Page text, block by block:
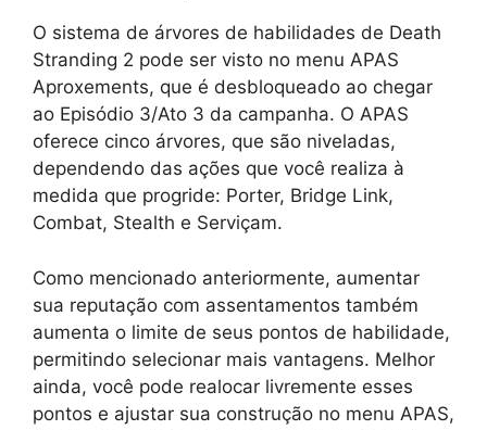
O sistema de árvores de habilidades de Death
Stranding 2 pode ser visto no menu APAS
Aproxements, que é desbloqueado ao chegar
ao Episódio 3/Ato 3 da campanha. O APAS
oferece cinco árvores, que são niveladas,
dependendo das ações que você realiza à
medida que progride: Porter, Bridge Link,
Combat, Stealth e Serviçam.
Como mencionado anteriormente, aumentar
sua reputação com assentamentos também
aumenta o limite de seus pontos de habilidade,
permitindo selecionar mais vantagens. Melhor
ainda, você pode realocar livremente esses
pontos e ajustar sua construção no menu APAS,